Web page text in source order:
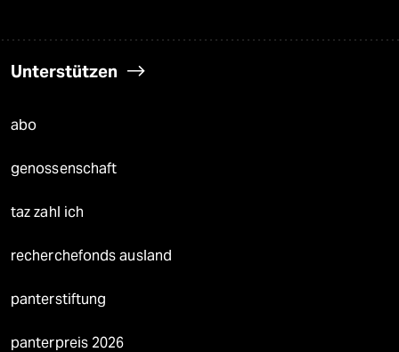
Unterstützen
abo
genossenschaft
taz zahl ich
recherchefonds ausland
panterstiftung
panterpreis 2026